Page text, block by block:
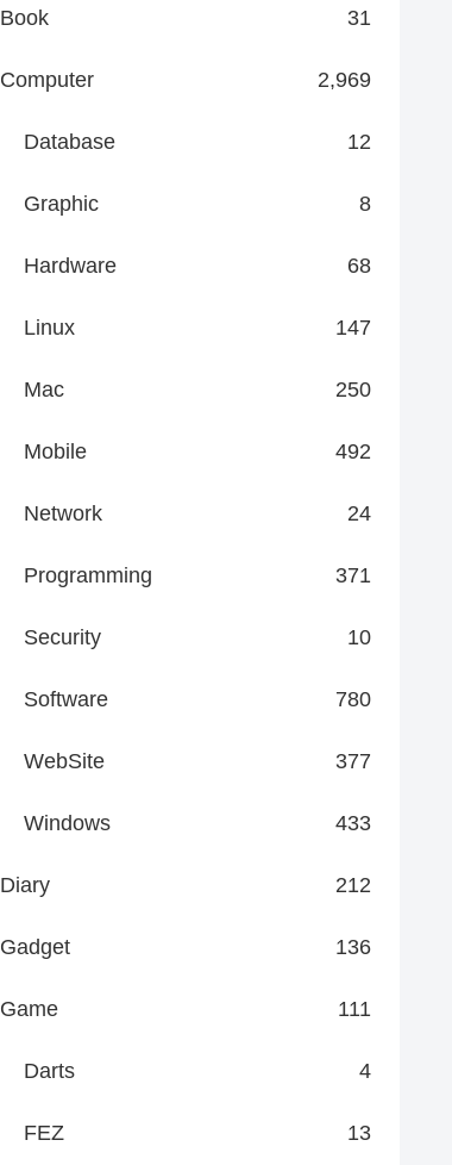
Book 31
Computer 2,969
Database 12
Graphic 8
Hardware 68
Linux 147
Mac 250
Mobile 492
Network 24
Programming 371
Security 10
Software 780
WebSite 377
Windows 433
Diary 212
Gadget 136
Game 111
Darts 4
FEZ 13